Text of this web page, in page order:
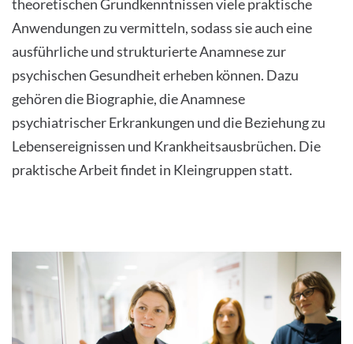
theoretischen Grundkenntnissen viele praktische
Anwendungen zu vermitteln, sodass sie auch eine
ausführliche und strukturierte Anamnese zur
psychischen Gesundheit erheben können. Dazu
gehören die Biographie, die Anamnese
psychiatrischer Erkrankungen und die Beziehung zu
Lebensereignissen und Krankheitsausbrüchen. Die
praktische Arbeit findet in Kleingruppen statt.